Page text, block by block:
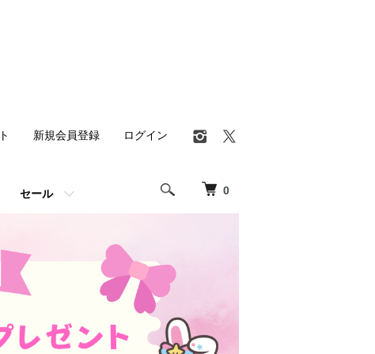
0
セール
新規会員登録 ログイン